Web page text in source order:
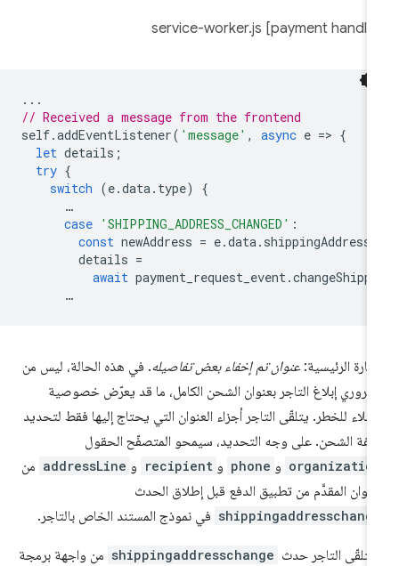
// Received a message from the frontend
self.addEventListener('message', async e =
let details
try
switch (e.data.type
case 'SHIPPING_ADDRESS_CHANGED'
const newAddress = e.data.shippingAddress
details
await payment_request_event.
الرئيسية:عنوان تم إخفاء بعض تفاصيله. في هذه الحالة، ليس من
إبلاغ التاجر بعنوان الشحن الكامل، ما قد يعرّض خصوصية
للخطر. يتلقّى التاجر أجزاء العنوان التي يحتاج إليها فقط لتحديد
الشحن. على وجه التحديد، سيمحو المتصفّح الحقول
و phone و recipient و addressLine من
المقدَّم من تطبيق الدفع قبل إطلاق الحدث
في نموذج المستند الخاص بالتاجر.
التاجر حدث shippingaddresschange من واجهة برمجة